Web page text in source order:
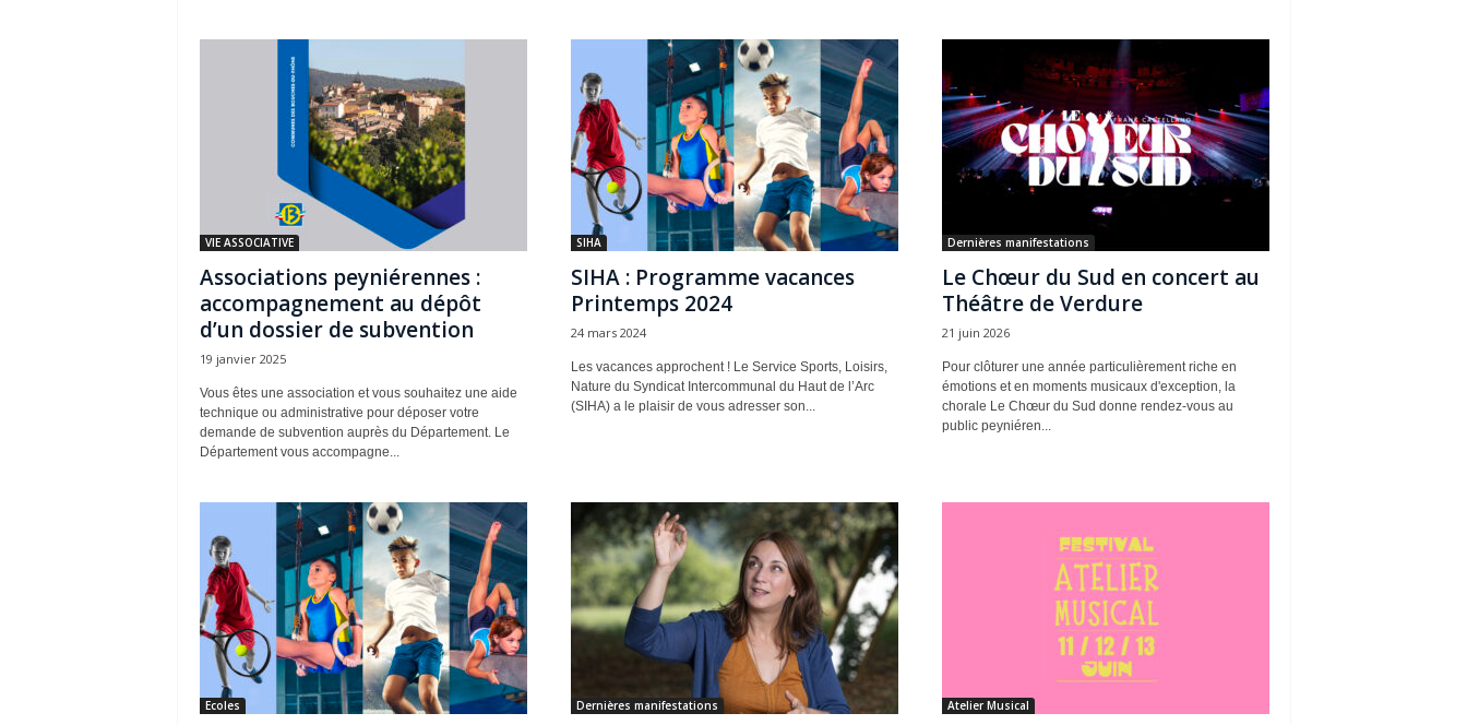
VIE ASSOCIATIVE
Associations peyniérennes :
accompagnement au dépôt
d’un dossier de subvention
19 janvier 2025
Vous êtes une association et vous souhaitez une aide
technique ou administrative pour déposer votre
demande de subvention auprès du Département. Le
Département vous accompagne...
SIHA
SIHA : Programme vacances
Printemps 2024
24 mars 2024
Les vacances approchent ! Le Service Sports, Loisirs,
Nature du Syndicat Intercommunal du Haut de l’Arc
(SIHA) a le plaisir de vous adresser son...
Dernières manifestations
Le Chœur du Sud en concert au
Théâtre de Verdure
21 juin 2026
Pour clôturer une année particulièrement riche en
émotions et en moments musicaux d'exception, la
chorale Le Chœur du Sud donne rendez-vous au
public peyniéren...
Ecoles Dernières manifestations Atelier Musical